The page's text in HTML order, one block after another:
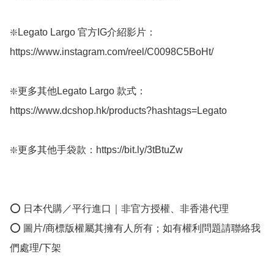
❇️Legato Largo 官方IG介紹影片：
https://www.instagram.com/reel/C0098C5BoHt/
❇️更多其他Legato Largo 款式：
https://www.dcshop.hk/products?hashtags=Legato
❇️更多其他手袋款：https://bit.ly/3tBtuZw
⭕ 日本代購／平行進口｜非官方授權、非香港代理
⭕ 圖片/商標版權屬其擁有人所有；如有權利問題請聯絡我
們處理/下架